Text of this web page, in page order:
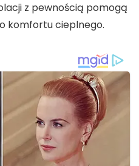
z pewnością pomogą
komfortu cieplnego.